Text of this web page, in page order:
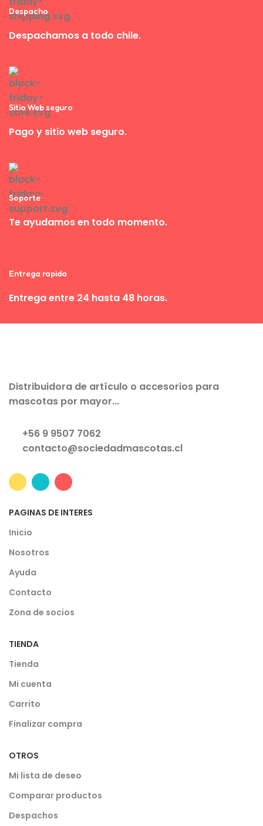
Despacho
Despachamos a todo chile.
Sitio Web seguro
Pago y sitio web seguro.
Soporte
Te ayudamos en todo momento.
Entrega rapida
Entrega entre 24 hasta 48 horas.
Distribuidora de artículo o accesorios para
mascotas por mayor...
+56 9 9507 7062
contacto@sociedadmascotas.cl
PAGINAS DE INTERES
Inicio
Nosotros
Ayuda
Contacto
Zona de socios
TIENDA
Tienda
Mi cuenta
Carrito
Finalizar compra
OTROS
Mi lista de deseo
Comparar productos
Despachos